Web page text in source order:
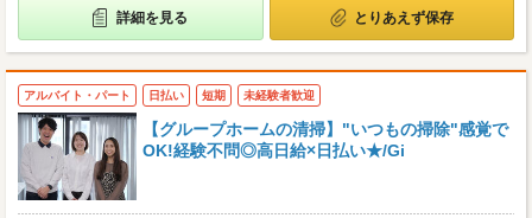
詳細を見る とりあえず保存
アルバイト・パート 日払い 短期 未経験者歓迎
【グループホームの清掃】"いつもの掃除"感覚で
OK!経験不問◎高日給×日払い★/Gi